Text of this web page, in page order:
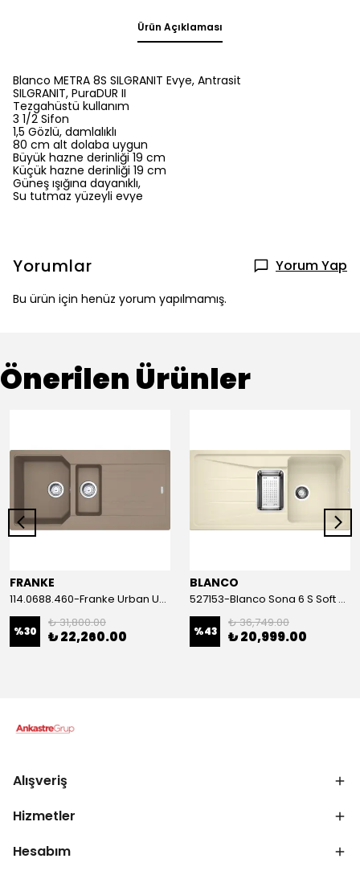
Ürün Açıklaması
Blanco METRA 8S SILGRANIT Evye, Antrasit
SILGRANIT, PuraDUR II
Tezgahüstü kullanım
3 1/2 Sifon
1,5 Gözlü, damlalıklı
80 cm alt dolaba uygun
Büyük hazne derinliği 19 cm
Küçük hazne derinliği 19 cm
Güneş ışığına dayanıklı,
Su tutmaz yüzeyli evye
Yorumlar Yorum Yap
Bu ürün için henüz yorum yapılmamış.
Önerilen Ürünler
FRANKE
114.0688.460-Franke Urban UBG 651-100 Oyster Granit Eviye
%30
₺ 31,800.00
₺ 22,260.00
BLANCO
527153-Blanco Sona 6 S Soft Beyaz Granit Eviye
%43
₺ 36,749.00
₺ 20,999.00
Alışveriş
Hizmetler
Hesabım